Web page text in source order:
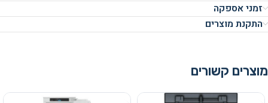
זמני אספקה
התקנת מוצרים
מוצרים קשורים